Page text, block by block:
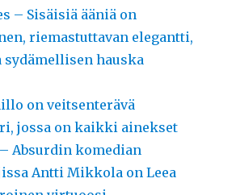
– Sisäisiä ääniä on
riemastuttavan elegantti,
hauska
on veitsenterävä
jossa on kaikki ainekset
Absurdin komedian
Antti Mikkola on Leea